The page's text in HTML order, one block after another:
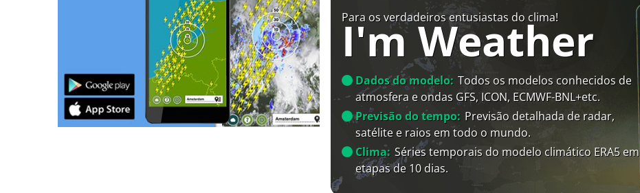
Para os verdadeiros entusiastas do clima!
I'm Weather
Dados do modelo: Todos os modelos conhecidos de
atmosfera e ondas GFS, ICON, ECMWF-BNL+etc.
Previsão do tempo: Previsão detalhada de radar,
satélite e raios em todo o mundo.
Clima: Séries temporais do modelo climático ERA5 em
etapas de 10 dias.